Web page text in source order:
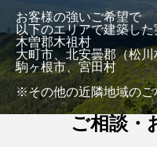
お客様の強いご希望で
以下のエリアで建築し
木曽郡木祖村
大町市、北安曇郡（松
駒ヶ根市、宮田村
※その他の近隣地域の
ご相談・